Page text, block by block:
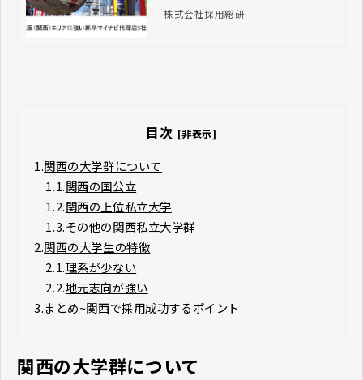
れる自社近辺の代理店を選ぶ大きなメ
株式会社採用総研
目次 [非表示]
1.関西の大学群について
1.1.関西の国公立
1.2.関西の上位私立大学
1.3.その他の関西私立大学群
2.関西の大学生の特徴
2.1.理系が少ない
2.2.地元志向が強い
3.まとめ~関西で採用成功するポイント
関西の大学群について